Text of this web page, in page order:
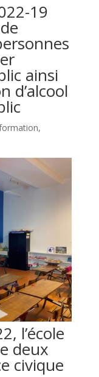
19
ainsi
d’alcool
,
l’école
deux
civique